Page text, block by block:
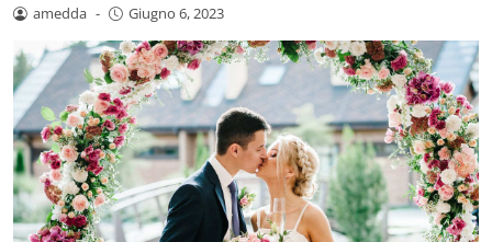
amedda - Giugno 6, 2023